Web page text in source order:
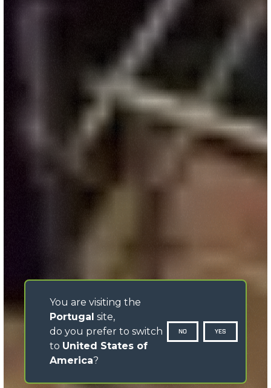
You are visiting the
Portugal site,
do you prefer to switch
to United States of
America?
NO YES